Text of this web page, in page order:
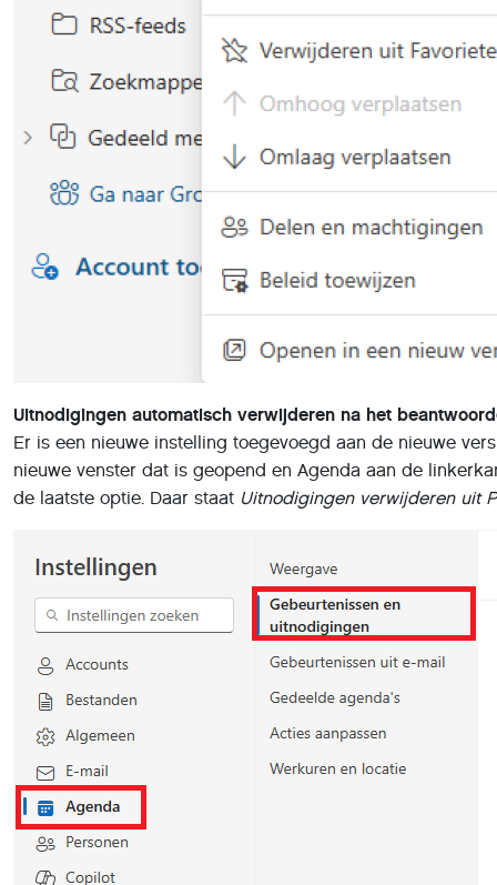
Uitnodigingen automatisch verwijderen na het
Er is een nieuwe instelling toegevoegd aan de nieuwe
nieuwe venster dat is geopend en Agenda aan de
de laatste optie. Daar staat Uitnodigingen verwijderen uit